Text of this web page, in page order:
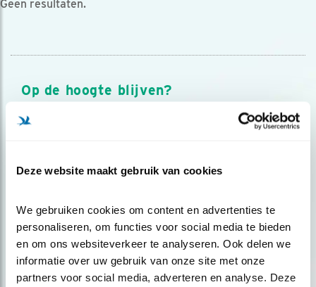
Deze website maakt gebruik van cookies
We gebruiken cookies om content en advertenties te
personaliseren, om functies voor social media te bieden
en om ons websiteverkeer te analyseren. Ook delen we
informatie over uw gebruik van onze site met onze
partners voor social media, adverteren en analyse. Deze
Geen resultaten.
Op de hoogte blijven?
Meld je aan en ontvang nieuws, inspiratie, acties en tips
over vogels en activiteiten van Vogelbescherming.